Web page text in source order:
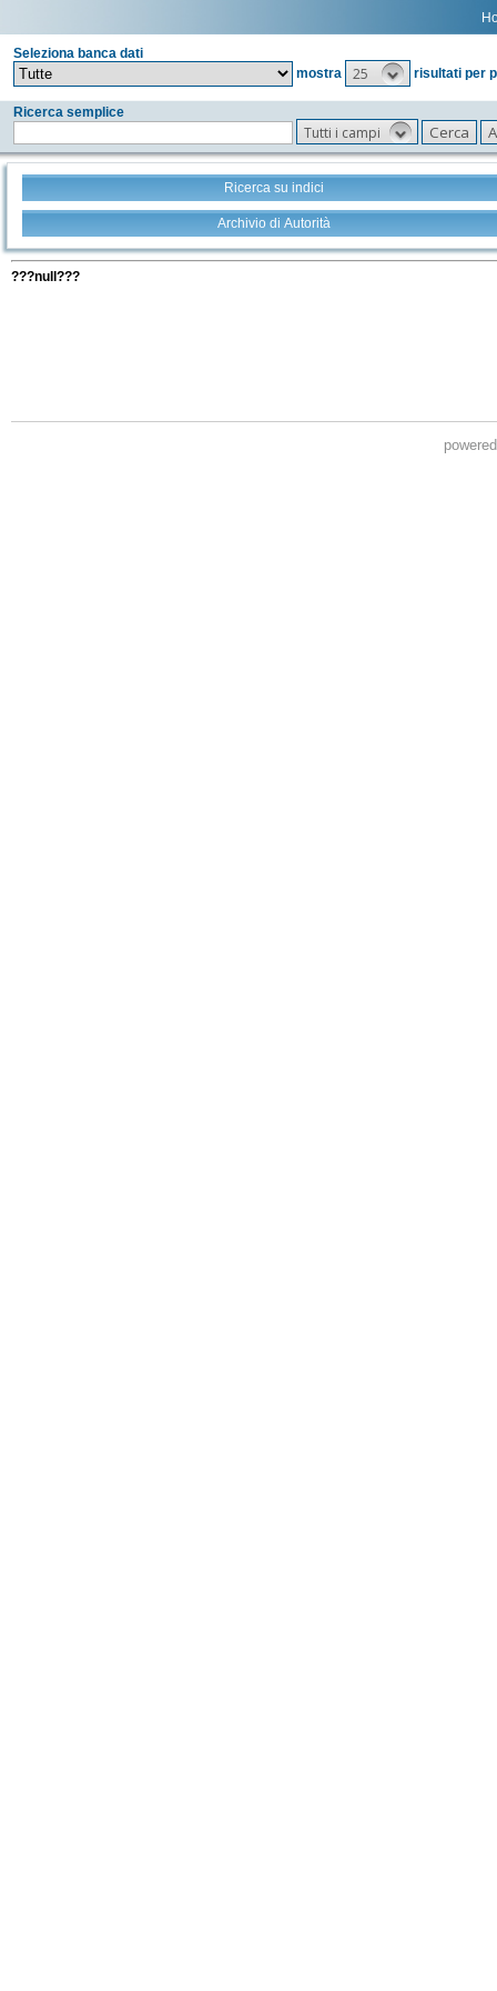
Seleziona banca dati
mostra
25 risultati per
Ricerca semplice
Tutti i campi
Ricerca su indici
Archivio di Autorità
???null???